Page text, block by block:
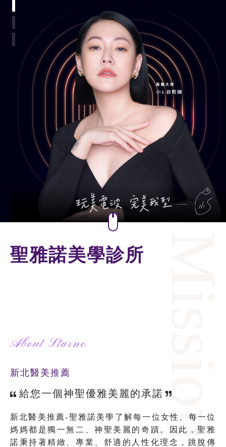
聖雅諾美學診所
About Starno
新北醫美推薦
給您一個神聖優雅美麗的承諾
新北醫美推薦-聖雅諾美學了解每一位女性、每一位
媽媽都是獨一無二、神聖美麗的奇蹟。因此，聖雅
諾秉持著精緻、專業、舒適的人性化理念，跳脫傳